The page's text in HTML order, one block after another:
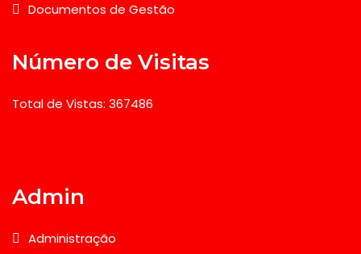
Documentos de Gestão
Número de Visitas
Total de Vistas: 367486
Admin
Administração